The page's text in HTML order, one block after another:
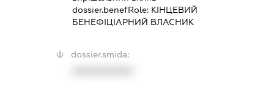
dossier.benefRole: КІНЦЕВИЙ
БЕНЕФІЦІАРНИЙ ВЛАСНИК
dossier.smida: